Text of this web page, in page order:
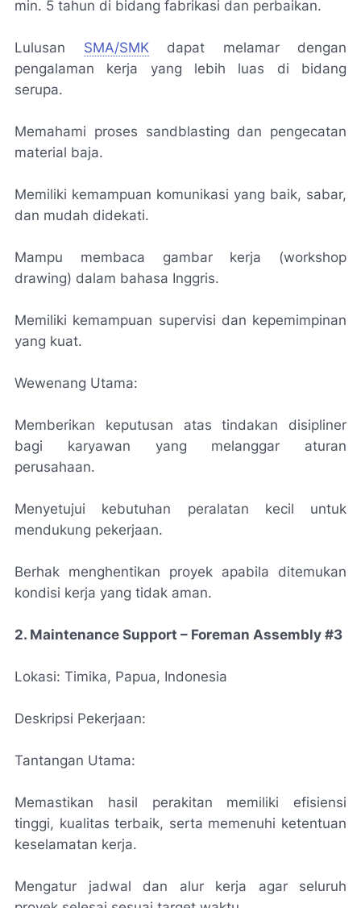
min. 5 tahun di bidang fabrikasi dan perbaikan.
Lulusan SMA/SMKdapat melamar dengan
pengalaman kerja yang lebih luas di bidang
serupa.
Memahami proses sandblasting dan pengecatan
material baja.
Memiliki kemampuan komunikasi yang baik, sabar,
dan mudah didekati.
Mampu membaca gambar kerja (workshop
drawing) dalam bahasa Inggris.
Memiliki kemampuan supervisi dan kepemimpinan
yang kuat.
Wewenang Utama:
Memberikan keputusan atas tindakan disipliner
bagi karyawan yang melanggar aturan
perusahaan.
Menyetujui kebutuhan peralatan kecil untuk
mendukung pekerjaan.
Berhak menghentikan proyek apabila ditemukan
kondisi kerja yang tidak aman.
2. Maintenance Support – Foreman Assembly #3
Lokasi: Timika, Papua, Indonesia
Deskripsi Pekerjaan:
Tantangan Utama:
Memastikan hasil perakitan memiliki efisiensi
tinggi, kualitas terbaik, serta memenuhi ketentuan
keselamatan kerja.
Mengatur jadwal dan alur kerja agar seluruh